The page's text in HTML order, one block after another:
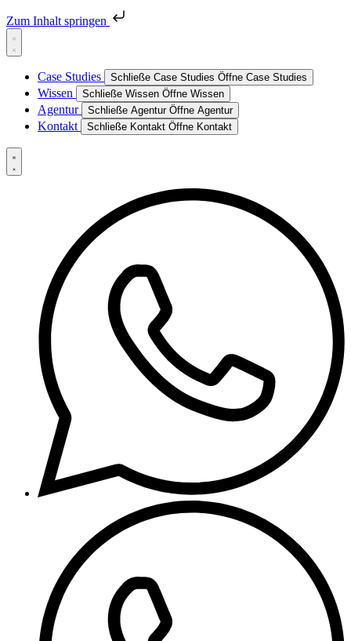
Zum Inhalt springen
Case Studies Schließe Case Studies Öffne Case Studies
Wissen Schließe Wissen Öffne Wissen
Agentur Schließe Agentur Öffne Agentur
Kontakt Schließe Kontakt Öffne Kontakt